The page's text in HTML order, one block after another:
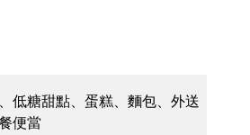
低糖甜點、蛋糕、麵包、外送
便當